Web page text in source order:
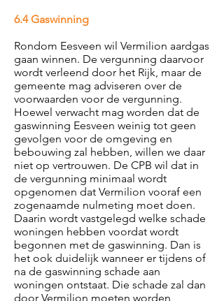
6.4 Gaswinning
Rondom Eesveen wil Vermilion aardgas
gaan winnen. De vergunning daarvoor
wordt verleend door het Rijk, maar de
gemeente mag adviseren over de
voorwaarden voor de vergunning.
Hoewel verwacht mag worden dat de
gaswinning Eesveen weinig tot geen
gevolgen voor de omgeving en
bebouwing zal hebben, willen we daar
niet op vertrouwen. De CPB wil dat in
de vergunning minimaal wordt
opgenomen dat Vermilion vooraf een
zogenaamde nulmeting moet doen.
Daarin wordt vastgelegd welke schade
woningen hebben voordat wordt
begonnen met de gaswinning. Dan is
het ook duidelijk wanneer er tijdens of
na de gaswinning schade aan
woningen ontstaat. Die schade zal dan
door Vermilion moeten worden